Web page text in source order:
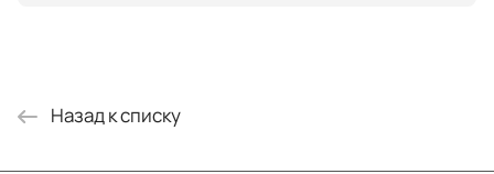
Назад к списку